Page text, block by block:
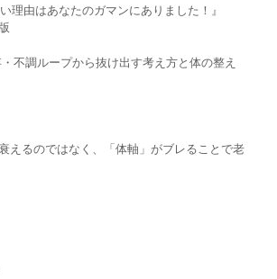
理由はあなたのガマンにありました！』
不調ループから抜け出す考え方と体の整え
えるのではなく、「体軸」がブレることで老